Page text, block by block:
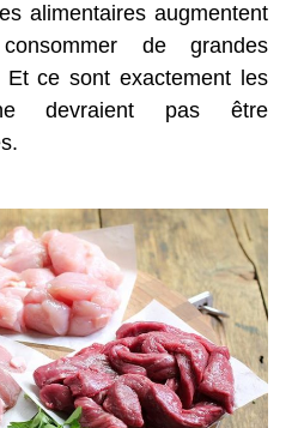
alimentaires augmentent
de grandes
ce sont exactement les
devraient pas être